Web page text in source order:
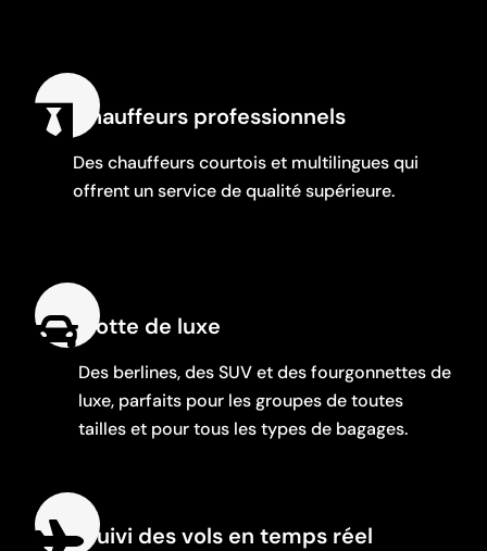
Chauffeurs professionnels
Des chauffeurs courtois et multilingues qui
offrent un service de qualité supérieure.
Flotte de luxe
Des berlines, des SUV et des fourgonnettes de
luxe, parfaits pour les groupes de toutes
tailles et pour tous les types de bagages.
Suivi des vols en temps réel